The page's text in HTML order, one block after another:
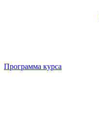
Программа курса